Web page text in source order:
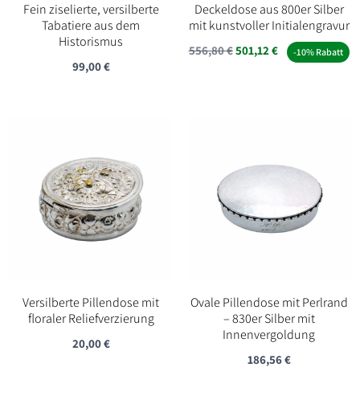
Fein ziselierte, versilberte
Tabatiere aus dem
Historismus
99,00€
Deckeldose aus 800er Silber
mit kunstvoller Initialengravur
556,80€501,12€ -10% Rabatt
Versilberte Pillendose mit
floraler Reliefverzierung
20,00€
Ovale Pillendose mit Perlrand
– 830er Silber mit
Innenvergoldung
186,56€